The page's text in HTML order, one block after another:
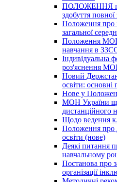
ПОЛОЖЕННЯ
здобуття повної
Положення про
загальної
Положення
навчання в
Індивідуальна
роз'яснення
Новий
освіти:
Нове у
МОН України
дистанційного
Щодо ведення
Положення про
освіти (нове)
Деякі питання
навчальному
Постанова про
організації